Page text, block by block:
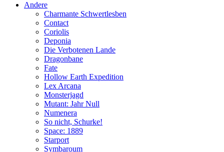
Andere
Charmante Schwertlesben
Contact
Coriolis
Deponia
Die Verbotenen Lande
Dragonbane
Fate
Hollow Earth Expedition
Lex Arcana
Monsterjagd
Mutant: Jahr Null
Numenera
So nicht, Schurke!
Space: 1889
Starport
Symbaroum